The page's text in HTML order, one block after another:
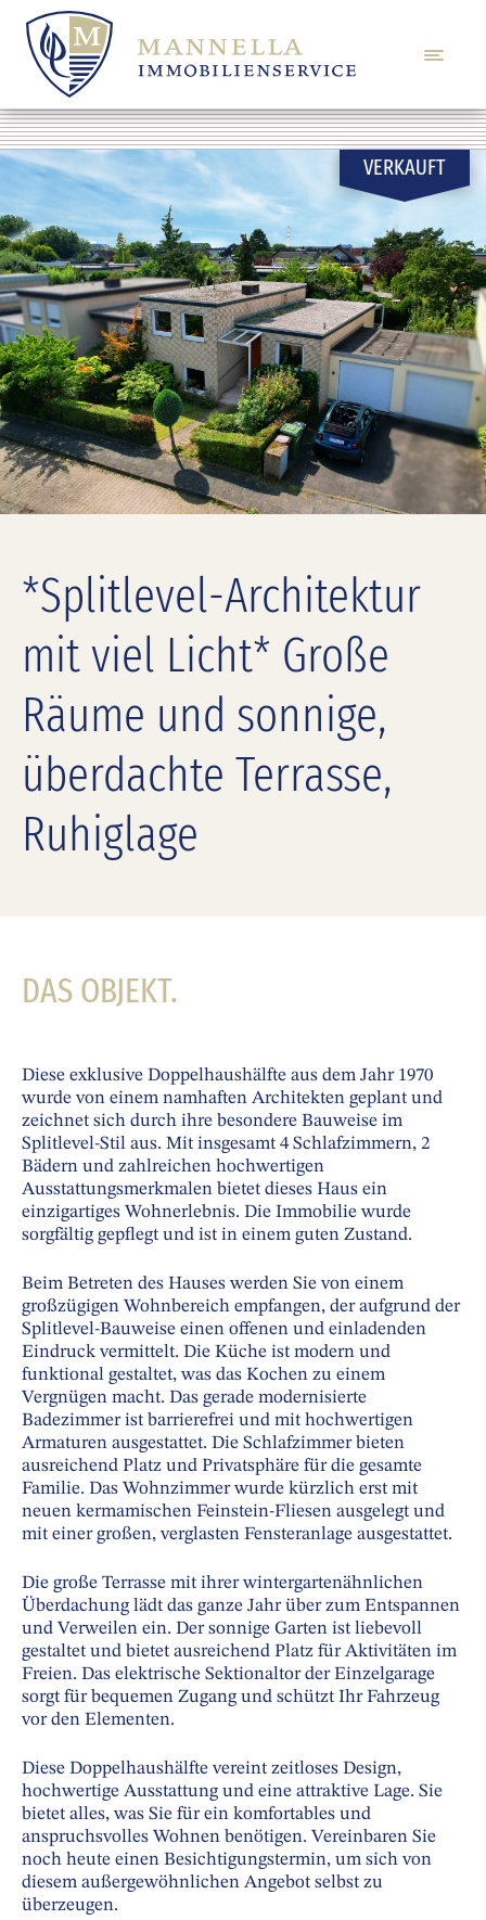
VERKAUFT
*Splitlevel-Architektur
mit viel Licht* Große
Räume und sonnige,
überdachte Terrasse,
Ruhiglage
DAS OBJEKT.
Diese exklusive Doppelhaushälfte aus dem Jahr 1970
wurde von einem namhaften Architekten geplant und
zeichnet sich durch ihre besondere Bauweise im
Splitlevel-Stil aus. Mit insgesamt 4 Schlafzimmern, 2
Bädern und zahlreichen hochwertigen
Ausstattungsmerkmalen bietet dieses Haus ein
einzigartiges Wohnerlebnis. Die Immobilie wurde
sorgfältig gepflegt und ist in einem guten Zustand.
Beim Betreten des Hauses werden Sie von einem
großzügigen Wohnbereich empfangen, der aufgrund der
Splitlevel-Bauweise einen offenen und einladenden
Eindruck vermittelt. Die Küche ist modern und
funktional gestaltet, was das Kochen zu einem
Vergnügen macht. Das gerade modernisierte
Badezimmer ist barrierefrei und mit hochwertigen
Armaturen ausgestattet. Die Schlafzimmer bieten
ausreichend Platz und Privatsphäre für die gesamte
Familie. Das Wohnzimmer wurde kürzlich erst mit
neuen kermamischen Feinstein-Fliesen ausgelegt und
mit einer großen, verglasten Fensteranlage ausgestattet.
Die große Terrasse mit ihrer wintergartenähnlichen
Überdachung lädt das ganze Jahr über zum Entspannen
und Verweilen ein. Der sonnige Garten ist liebevoll
gestaltet und bietet ausreichend Platz für Aktivitäten im
Freien. Das elektrische Sektionaltor der Einzelgarage
sorgt für bequemen Zugang und schützt Ihr Fahrzeug
vor den Elementen.
Diese Doppelhaushälfte vereint zeitloses Design,
hochwertige Ausstattung und eine attraktive Lage. Sie
bietet alles, was Sie für ein komfortables und
anspruchsvolles Wohnen benötigen. Vereinbaren Sie
noch heute einen Besichtigungstermin, um sich von
diesem außergewöhnlichen Angebot selbst zu
überzeugen.